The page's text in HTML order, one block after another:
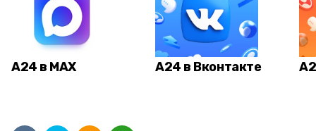
А24 в MAX А24 в Вконтакте